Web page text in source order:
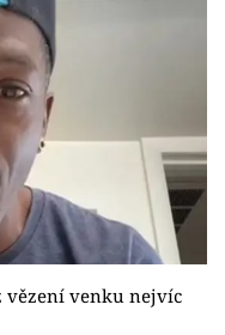
vězení venku nejvíc